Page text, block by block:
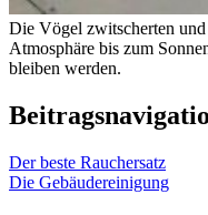
Die Vögel zwitscherten
Atmosphäre bis zum
bleiben werden.
Der beste Rauchersatz
Die Gebäudereinigung